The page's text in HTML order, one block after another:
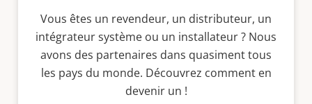
Vous êtes un revendeur, un distributeur, un
intégrateur système ou un installateur ? Nous
avons des partenaires dans quasiment tous
les pays du monde. Découvrez comment en
devenir un !